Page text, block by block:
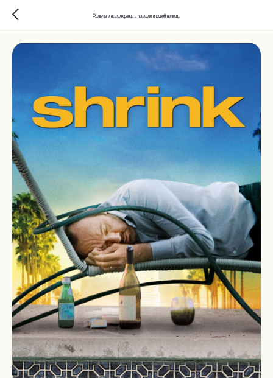
Фильмы о психотерапии и психологической помощи